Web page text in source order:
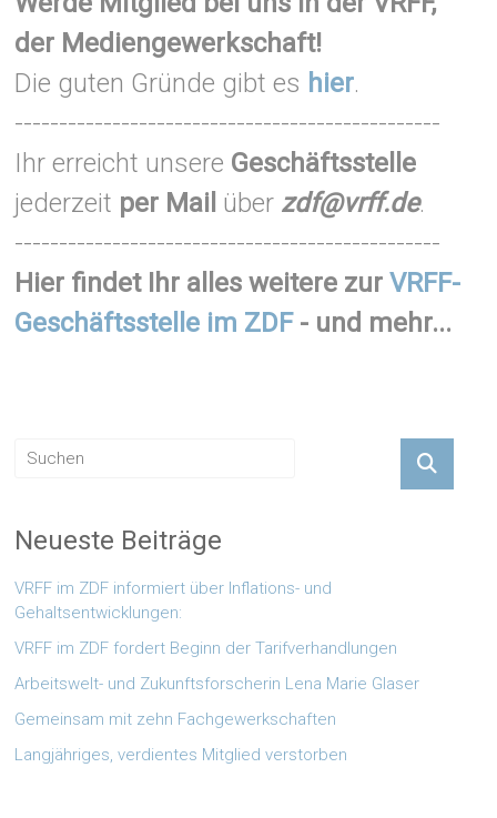
der Mediengewerkschaft!
Die guten Gründe gibt es hier.
------------------------------------------------
Ihr erreicht unsere Geschäftsstelle
jederzeit per Mail über zdf@vrff.de.
------------------------------------------------
Hier findet Ihr alles weitere zurVRFF-
Geschäftsstelle im ZDF- und mehr...
Neueste Beiträge
VRFF im ZDF informiert über Inflations- und
Gehaltsentwicklungen:
VRFF im ZDF fordert Beginn der Tarifverhandlungen
Arbeitswelt- und Zukunftsforscherin Lena Marie Glaser
Gemeinsam mit zehn Fachgewerkschaften
Langjähriges, verdientes Mitglied verstorben